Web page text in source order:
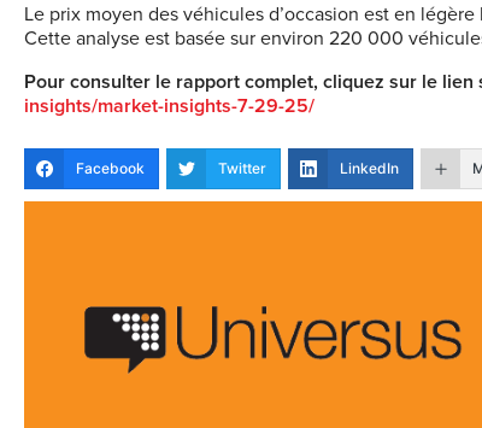
Le prix moyen des véhicules d’occasion est en
Cette analyse est basée sur environ 220 000
Pour consulter le rapport complet, cliquez sur le lien
insights/market-insights-7-29-25/
Facebook Twitter LinkedIn